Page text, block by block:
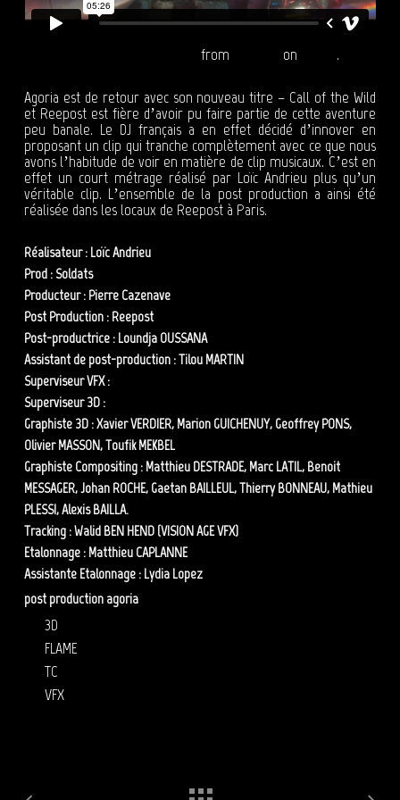
from on .
Agoria est de retour avec son nouveau titre – Call of the Wild
et Reepost est fière d’avoir pu faire partie de cette aventure
peu banale. Le DJ français a en effet décidé d’innover en
proposant un clip qui tranche complètement avec ce que nous
avons l’habitude de voir en matière de clip musicaux. C’est en
effet un court métrage réalisé par Loïc Andrieu plus qu’un
véritable clip. L’ensemble de la post production a ainsi été
réalisée dans les locaux de Reepost à Paris.
Réalisateur : Loïc Andrieu
Prod : Soldats
Producteur : Pierre Cazenave
Post Production : Reepost
Post-productrice : Loundja OUSSANA
Assistant de post-production : Tilou MARTIN
Superviseur VFX :
Superviseur 3D :
Graphiste 3D : Xavier VERDIER, Marion GUICHENUY, Geoffrey PONS,
Olivier MASSON, Toufik MEKBEL
Graphiste Compositing : Matthieu DESTRADE, Marc LATIL, Benoit
MESSAGER, Johan ROCHE, Gaetan BAILLEUL, Thierry BONNEAU, Mathieu
PLESSI, Alexis BAILLA.
Tracking : Walid BEN HEND (VISION AGE VFX)
Etalonnage : Matthieu CAPLANNE
Assistante Etalonnage : Lydia Lopez
post production agoria
3D
FLAME
TC
VFX